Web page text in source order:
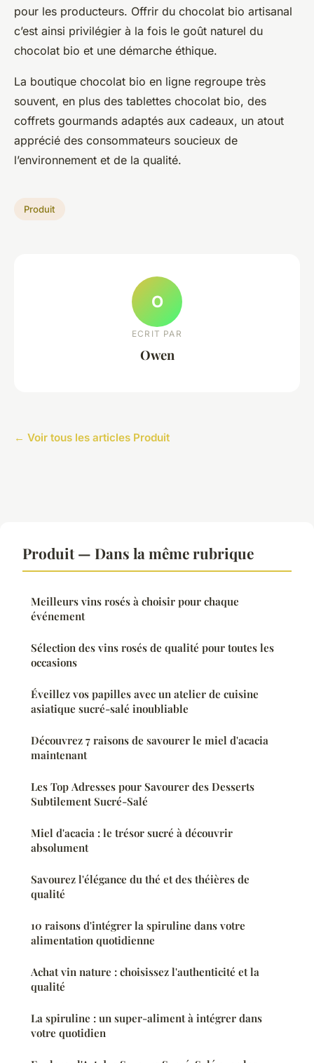
pour les producteurs. Offrir du chocolat bio artisanal
c’est ainsi privilégier à la fois le goût naturel du
chocolat bio et une démarche éthique.
La boutique chocolat bio en ligne regroupe très
souvent, en plus des tablettes chocolat bio, des
coffrets gourmands adaptés aux cadeaux, un atout
apprécié des consommateurs soucieux de
l’environnement et de la qualité.
Produit
O
ECRIT PAR
Owen
← Voir tous les articles Produit
Produit — Dans la même rubrique
Meilleurs vins rosés à choisir pour chaque
événement
Sélection des vins rosés de qualité pour toutes les
occasions
Éveillez vos papilles avec un atelier de cuisine
asiatique sucré-salé inoubliable
Découvrez 7 raisons de savourer le miel d'acacia
maintenant
Les Top Adresses pour Savourer des Desserts
Subtilement Sucré-Salé
Miel d'acacia : le trésor sucré à découvrir
absolument
Savourez l'élégance du thé et des théières de
qualité
10 raisons d'intégrer la spiruline dans votre
alimentation quotidienne
Achat vin nature : choisissez l'authenticité et la
qualité
La spiruline : un super-aliment à intégrer dans
votre quotidien